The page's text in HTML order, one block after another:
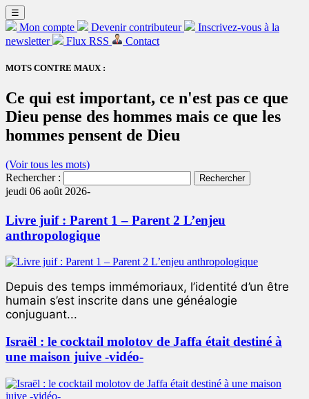
☰
Mon compte Devenir contributeur
Inscrivez-vous à la
newsletter
Flux RSS Contact
MOTS CONTRE MAUX :
Ce qui est important, ce n'est pas ce que
Dieu pense des hommes mais ce que les
hommes pensent de Dieu
(Voir tous les mots)
Rechercher :
jeudi 06 août 2026-
Livre juif : Parent 1 – Parent 2 L’enjeu
anthropologique
Depuis des temps immémoriaux, l’identité d’un être
humain s’est inscrite dans une généalogie
conjuguant...
Israël : le cocktail molotov de Jaffa était destiné à
une maison juive -vidéo-